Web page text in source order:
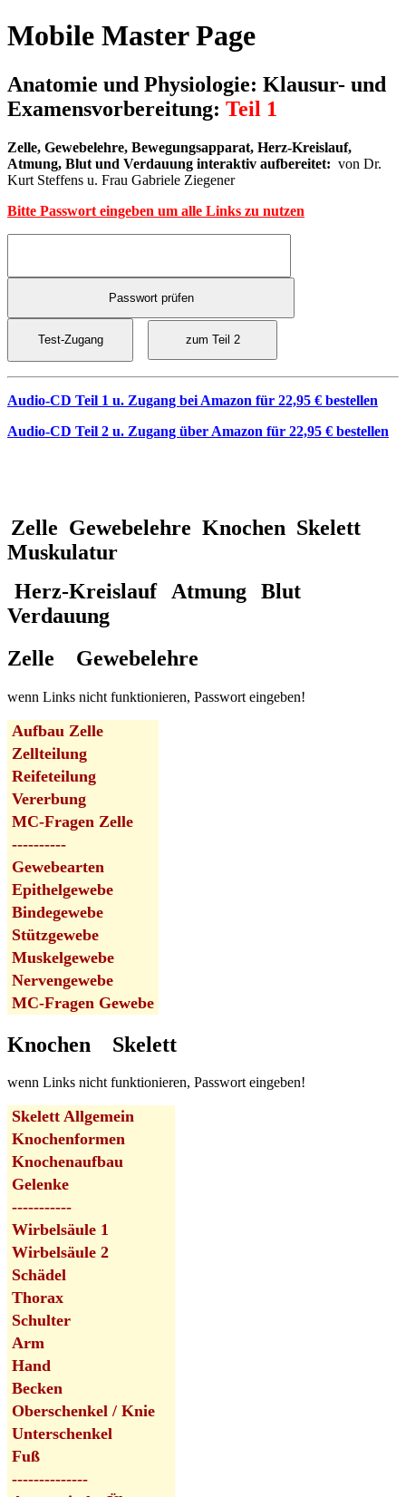
Mobile Master Page
Anatomie und Physiologie: Klausur- und
Examensvorbereitung: Teil 1
Zelle, Gewebelehre, Bewegungsapparat, Herz-Kreislauf,
Atmung, Blut und Verdauung interaktiv aufbereitet: von Dr.
Kurt Steffens u. Frau Gabriele Ziegener
Bitte Passwort eingeben um alle Links zu nutzen
Audio-CD Teil 1 u. Zugang bei Amazon für 22,95 € bestellen
Audio-CD Teil 2 u. Zugang über Amazon für 22,95 € bestellen
Zelle Gewebelehre Knochen Skelett
Muskulatur
Herz-Kreislauf
Atmung
Blut
Verdauung
Zelle
Gewebelehre
wenn Links nicht funktionieren, Passwort eingeben!
Aufbau Zelle
Zellteilung
Reifeteilung
Vererbung
MC-Fragen Zelle
----------
Gewebearten
Epithelgewebe
Bindegewebe
Stützgewebe
Muskelgewebe
Nervengewebe
MC-Fragen Gewebe
Knochen Skelett
wenn Links nicht funktionieren, Passwort eingeben!
Skelett Allgemein
Knochenformen
Knochenaufbau
Gelenke
-----------
Wirbelsäule 1
Wirbelsäule 2
Schädel
Thorax
Schulter
Arm
Hand
Becken
Oberschenkel / Knie
Unterschenkel
Fuß
--------------